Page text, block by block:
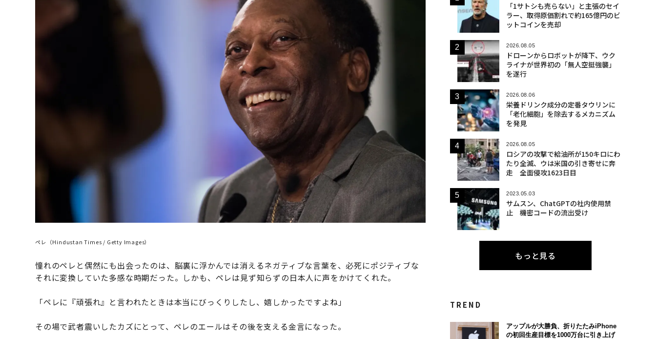
ペレ（Hindustan Times / Getty Images）
憧れのペレと偶然にも出会ったのは、脳裏に浮かんでは消えるネガティブな言葉を、必死にポジティブな
それに変換していた多感な時期だった。しかも、ペレは見ず知らずの日本人に声をかけてくれた。
「ペレに『頑張れ』と言われたときは本当にびっくりしたし、嬉しかったですよね」
その場で武者震いしたカズにとって、ペレのエールはその後を支える金言になった。
「1サトシも売らない」と主張のセイ
ラー、取得原価割れで約165億円のビ
ットコインを売却
2026.08.05
ドローンからロボットが降下、ウク
ライナが世界初の「無人空挺強襲」
を遂行
2026.08.06
栄養ドリンク成分の定番タウリンに
「老化細胞」を除去するメカニズム
を発見
2026.08.05
ロシアの攻撃で給油所が150キロにわ
たり全滅、ウは米国の引き寄せに奔
走 全面侵攻1623日目
2023.05.03
サムスン、ChatGPTの社内使用禁
止 機密コードの流出受け
もっと見る
TREND
アップルが大勝負、折りたたみiPhone
の初回生産目標を1000万台に引き上げ